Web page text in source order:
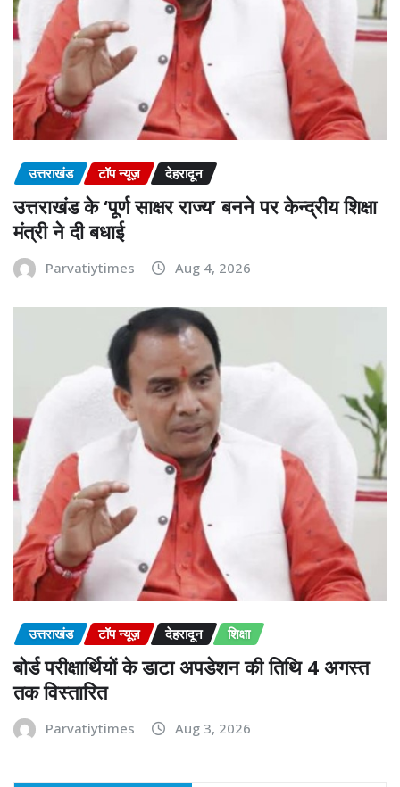
उत्तराखंड टॉप न्यूज़ देहरादून
उत्तराखंड के ‘पूर्ण साक्षर राज्य’ बनने पर केन्द्रीय शिक्षा
मंत्री ने दी बधाई
Parvatiytimes Aug 4, 2026
उत्तराखंड टॉप न्यूज़ देहरादून शिक्षा
बोर्ड परीक्षार्थियों के डाटा अपडेशन की तिथि 4 अगस्त
तक विस्तारित
Parvatiytimes Aug 3, 2026